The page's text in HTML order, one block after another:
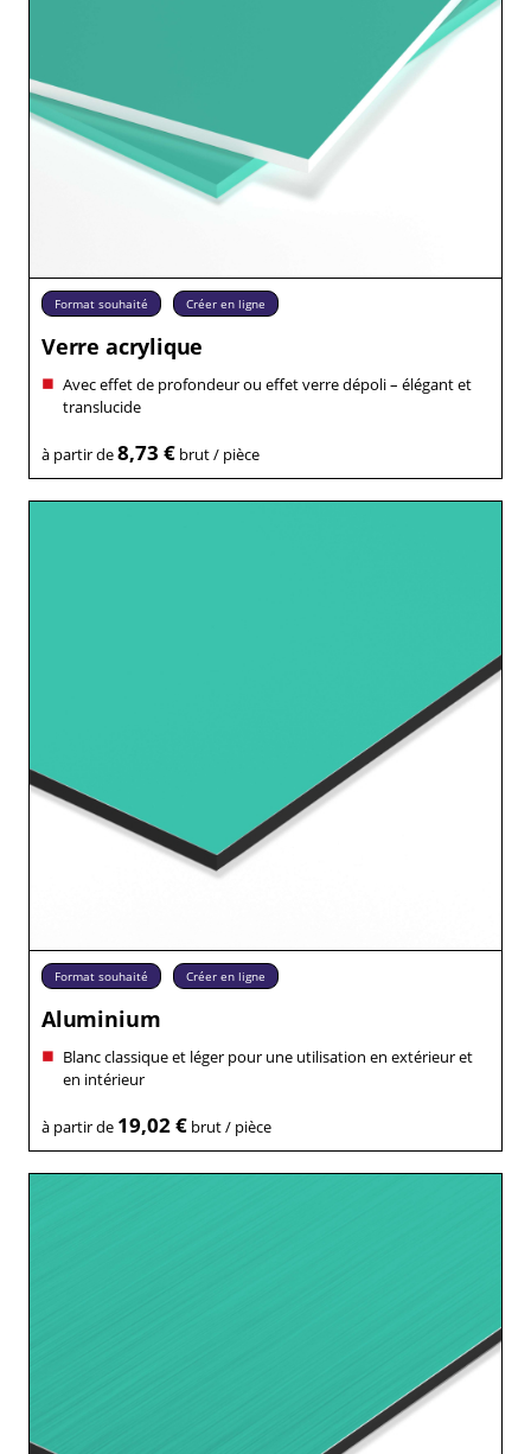
Format souhaité Créer en ligne
Verre acrylique
Avec effet de profondeur ou effet verre dépoli – élégant et
translucide
à partir de8,73 €brut / pièce
Format souhaité Créer en ligne
Aluminium
Blanc classique et léger pour une utilisation en extérieur et
en intérieur
à partir de 19,02 €brut / pièce